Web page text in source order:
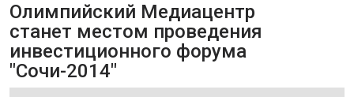
Олимпийский Медиацентр
станет местом проведения
инвестиционного форума
"Сочи-2014"